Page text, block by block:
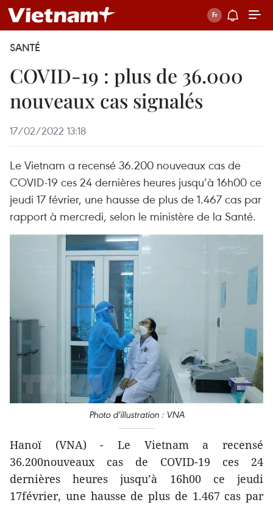
SANTÉ
COVID-19 : plus de 36.000
nouveaux cas signalés
17/02/2022 13:18
Le Vietnam a recensé 36.200 nouveaux cas de
COVID-19 ces 24 dernières heures jusqu’à 16h00 ce
jeudi 17 février, une hausse de plus de 1.467 cas par
rapport à mercredi, selon le ministère de la Santé.
Photo d'illustration : VNA
Hanoï (VNA) - Le Vietnam a recensé
36.200nouveaux cas de COVID-19 ces 24
dernières heures jusqu’à 16h00 ce jeudi
17février, une hausse de plus de 1.467 cas par